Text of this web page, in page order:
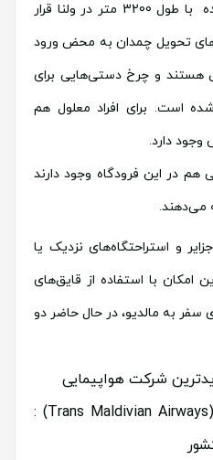
می‌گیرد. یک باند آسفالت شده با طول 3200 متر در ولنا قرار
است. محل‌های تحویل چمدان به محض ورود
هستند و چرخ دستی‌هایی برای
است. برای افراد معلول هم
دارد.
هم در این فرودگاه وجود دارند
می‌دهند.
و استراحتگاه‌های نزدیک یا
امکان با استفاده از قایق‌های
سفر به مالدیو، در حال حاضر دو
ترنس مالدیوین ایرویز (Trans Maldivian Airways) :